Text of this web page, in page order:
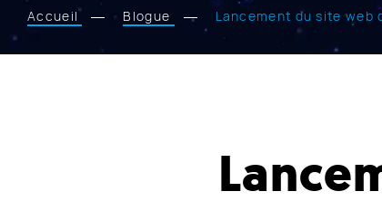
Accueil Blogue Lancement du site web